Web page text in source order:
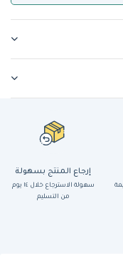
إرجاع المنتج بسهولة
سهولة الاسترجاع خلال ١٤ يوم
من التسليم